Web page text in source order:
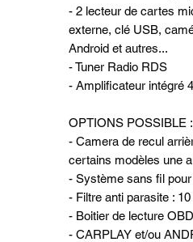
- 2 lecteur de cartes
externe, clé USB,
Android et autres...
- Tuner Radio RDS
- Amplificateur intégré
OPTIONS POSSIBLE :
- Camera de recul
certains modèles une
- Système sans fil
- Filtre anti parasite :
- Boitier de lecture
- CARPLAY et/ou